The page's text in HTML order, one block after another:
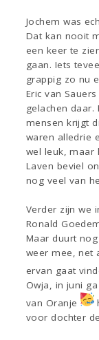
Jochem was
Dat kan nooit
een keer te
gaan. Iets
grappig zo nu
Eric van
gelachen
mensen krijgt
waren alledrie
wel leuk, maar
Laven beviel
nog veel van
Verder zijn we
Ronald
Maar duurt
weer mee, net
ervan gaat
Owja, in juni
van Oranje
voor dochter